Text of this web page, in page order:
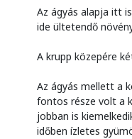
Az ágyás alapja itt
ide ültetendő
A krupp közepére
Az ágyás mellett a
fontos része volt a
jobban is
időben ízletes